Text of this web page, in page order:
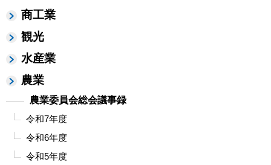
商工業
観光
水産業
農業
農業委員会総会議事録
令和7年度
令和6年度
令和5年度